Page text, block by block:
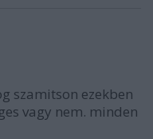
szamitson ezekben
vagy nem. minden